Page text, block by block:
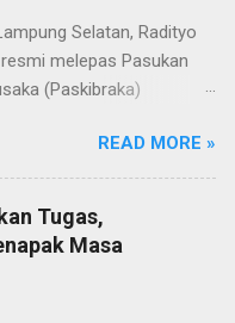
Selatan, Radityo
melepas Pasukan
(Paskibraka)
usai upacara penurunan
Siger, Bakauheni,
Sebanyak 41
sebelumnya sukses
Merah Putih pada
Lampung Selatan, kini
READ MORE »
Tugas,
Masa